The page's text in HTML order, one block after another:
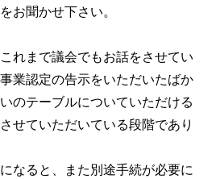
お聞かせ下さい。
れまで議会でもお話をさせてい
業認定の告示をいただいたばか
のテーブルについていただける
せていただいている段階であり
なると、また別途手続が必要に